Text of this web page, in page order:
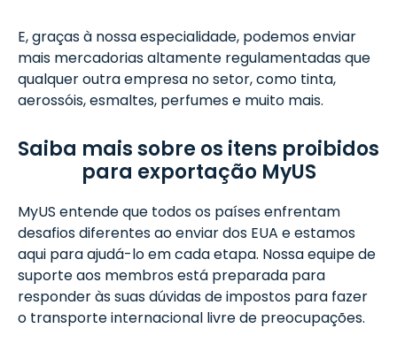
E, graças à nossa especialidade, podemos enviar
mais mercadorias altamente regulamentadas que
qualquer outra empresa no setor, como tinta,
aerossóis, esmaltes, perfumes e muito mais.
Saiba mais sobre os itens proibidos
para exportação MyUS
MyUS entende que todos os países enfrentam
desafios diferentes ao enviar dos EUA e estamos
aqui para ajudá-lo em cada etapa. Nossa equipe de
suporte aos membros está preparada para
responder às suas dúvidas de impostos para fazer
o transporte internacional livre de preocupações.